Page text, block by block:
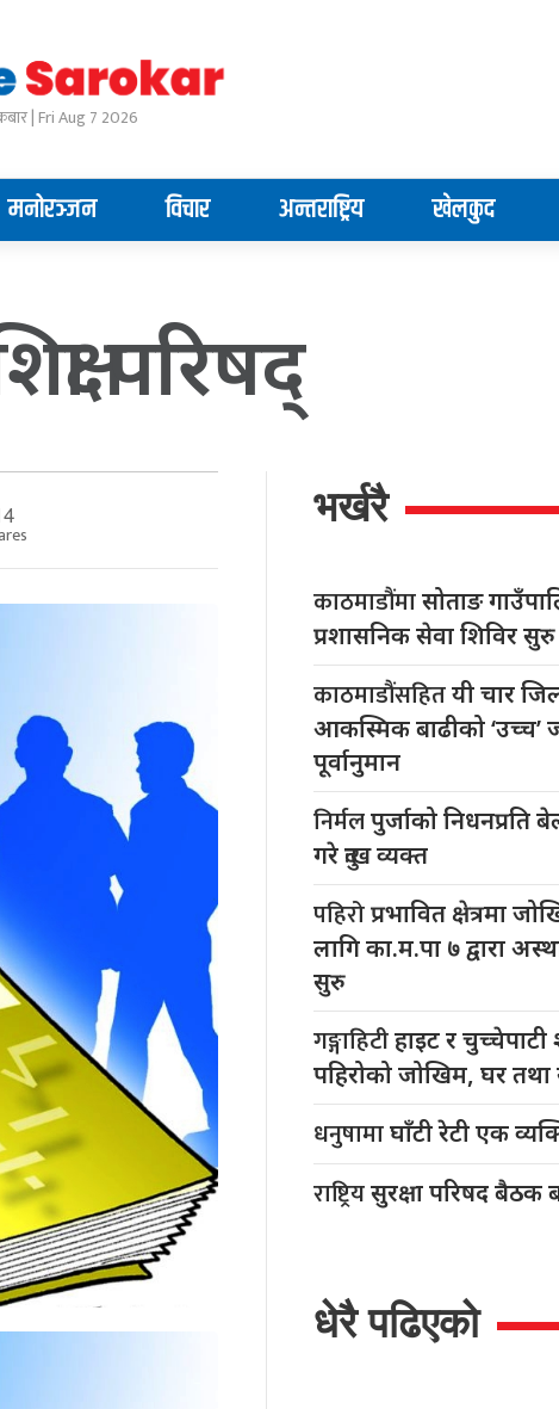
| Fri Aug 7 2026
मनोरञ्जन विचार अन्तराष्ट्रिय खेलकुद
परिषद्
भर्खरै
काठमाडौंमासोताङ
प्रशासनिक सेवा शिविर सुरु
काठमाडौंसहितयी चार
आकस्मिक बाढीको ‘उच्च’
पूर्वानुमान
निर्मलपुर्जाको निधनप्रति
गरे दुःख व्यक्त
पहिरोप्रभावित क्षेत्रमा
लागि का.म.पा ७ द्वारा
सुरु
गङ्गाहिटीहाइट र चुच्चेपाटी
पहिरोको जोखिम, घर
धनुषामाघाँटी रेटी एक
राष्ट्रियसुरक्षा परिषद बैठक
धेरै पढिएको